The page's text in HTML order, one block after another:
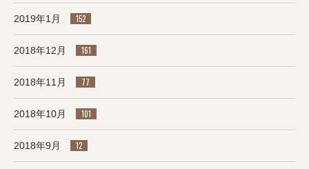
2019年1月 152
2018年12月 161
2018年11月 77
2018年10月 101
2018年9月 12